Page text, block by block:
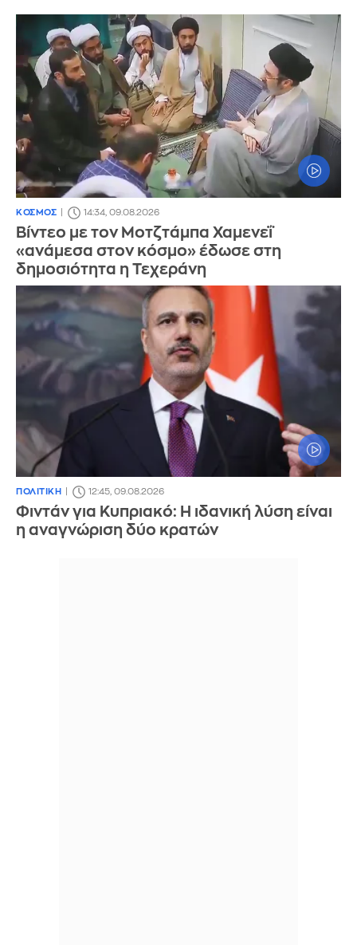
ΚΟΣΜΟΣ 14:34, 09.08.2026
Βίντεο με τον Μοτζτάμπα Χαμενεΐ
«ανάμεσα στον κόσμο» έδωσε στη
δημοσιότητα η Τεχεράνη
ΠΟΛΙΤΙΚΗ 12:45, 09.08.2026
Φιντάν για Κυπριακό: Η ιδανική λύση είναι
η αναγνώριση δύο κρατών